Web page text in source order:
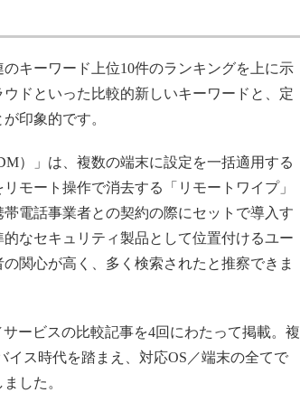
キーワード上位10件のランキングを上に示
ドといった比較的新しいキーワードと、定
印象的です。
）」は、複数の端末に設定を一括適用する
モート操作で消去する「リモートワイプ」
電話事業者との契約の際にセットで導入す
なセキュリティ製品として位置付けるユー
関心が高く、多く検索されたと推察できま
ービスの比較記事を4回にわたって掲載。複
ス時代を踏まえ、対応OS／端末の全てで
した。